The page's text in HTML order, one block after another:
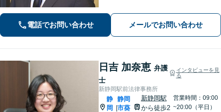
対応(法律相談は完全予約制)】各分野で
専門性の高い弁護士が寄り添い解決を
サポートします。
電話でお問い合わせ メールでお問い合わせ
日吉 加奈恵 弁護
士
インタビューを見
る
新静岡駅前法律事務所
静
岡
静岡
市葵
新静岡駅
から徒歩2
営業時間：09:00
~20:00（平日）